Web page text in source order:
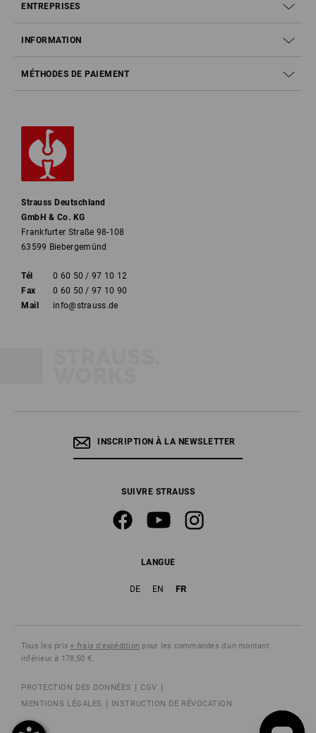
ENTREPRISES
INFORMATION
MÉTHODES DE PAIEMENT
Strauss Deutschland
GmbH & Co. KG
Frankfurter Straße 98-108
63599 Biebergemünd
Tél
0 60 50 / 97 10 12
Fax
0 60 50 / 97 10 90
Mail
info@strauss.de
INSCRIPTION À LA NEWSLETTER
SUIVRE STRAUSS
LANGUE
DE EN FR
Tous les prix+ frais d'expédition pour les commandes d'un montant
inférieur à 178,50 €.
PROTECTION DES DONNÉES
CGV
MENTIONS LÉGALES
INSTRUCTION DE RÉVOCATION